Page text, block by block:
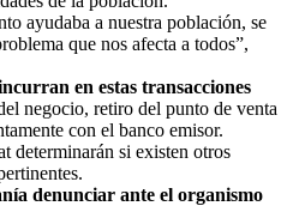
ayudaba a nuestra población, se
que nos afecta a todos”,
en estas transacciones
negocio, retiro del punto de venta
con el banco emisor.
determinarán si existen otros
denunciar ante el organismo